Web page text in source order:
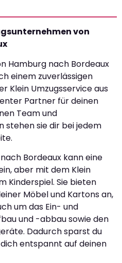
von
Hamburg nach Bordeaux
einem zuverlässigen
Klein Umzugsservice aus
Partner für deinen
Team und
stehen sie dir bei jedem
Bordeaux kann eine
aber mit dem Klein
Kinderspiel. Sie bieten
Möbel und Kartons an,
um das Ein- und
und -abbau sowie den
Dadurch sparst du
entspannt auf deinen